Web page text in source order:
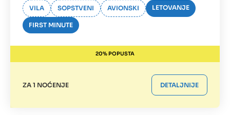
VILA SOPSTVENI AVIONSKI LETOVANJE
FIRST MINUTE
20% POPUSTA
ZA 1 NOĆENJE DETALJNIJE